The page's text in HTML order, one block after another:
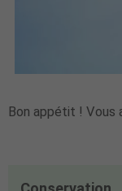
Bon appétit ! Vous